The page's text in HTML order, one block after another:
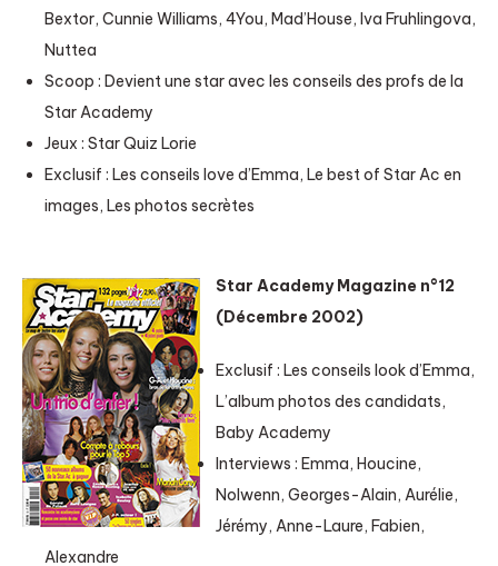
Bextor, Cunnie Williams, 4You, Mad’House, Iva Fruhlingova,
Nuttea
Scoop : Devient une star avec les conseils des profs de la
Star Academy
Jeux : Star Quiz Lorie
Exclusif : Les conseils love d’Emma, Le best of Star Ac en
images, Les photos secrètes
Star Academy Magazine n°12
(Décembre 2002)
Exclusif : Les conseils look d’Emma,
L’album photos des candidats,
Baby Academy
Interviews : Emma, Houcine,
Nolwenn, Georges-Alain, Aurélie,
Jérémy, Anne-Laure, Fabien,
Alexandre